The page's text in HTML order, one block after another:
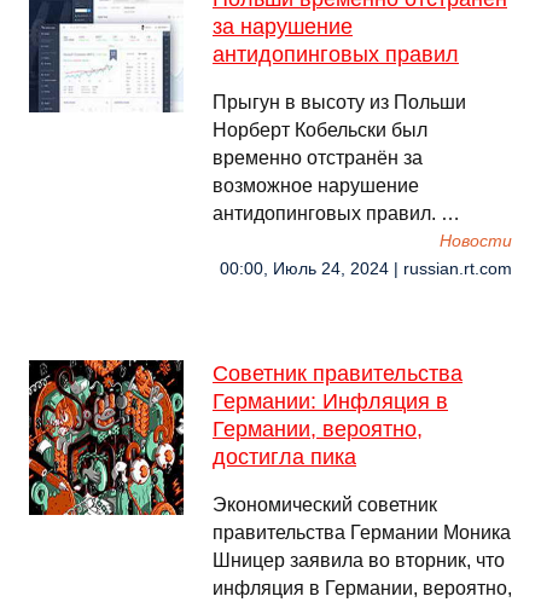
за нарушение
антидопинговых правил
Прыгун в высоту из Польши
Норберт Кобельски был
временно отстранён за
возможное нарушение
антидопинговых правил. …
Новости
00:00, Июль 24, 2024 | russian.rt.com
Советник правительства
Германии: Инфляция в
Германии, вероятно,
достигла пика
Экономический советник
правительства Германии Моника
Шницер заявила во вторник, что
инфляция в Германии, вероятно,